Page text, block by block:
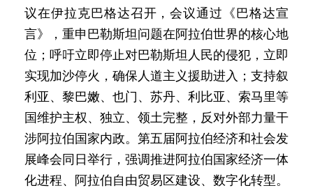
议在伊拉克巴格达召开，会议通过《巴格达宣
言》，重申巴勒斯坦问题在阿拉伯世界的核心地
位；呼吁立即停止对巴勒斯坦人民的侵犯，立即
实现加沙停火，确保人道主义援助进入；支持叙
利亚、黎巴嫩、也门、苏丹、利比亚、索马里等
国维护主权、独立、领土完整，反对外部力量干
涉阿拉伯国家内政。第五届阿拉伯经济和社会发
展峰会同日举行，强调推进阿拉伯国家经济一体
化进程、阿拉伯自由贸易区建设、数字化转型。